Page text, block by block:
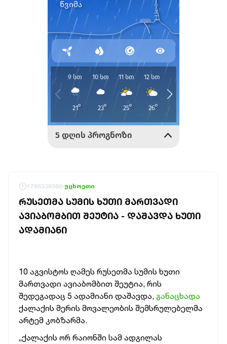
1786338586 უცხოეთი
ᲠᲣᲡᲔᲗᲛᲐ ᲡᲣᲛᲘᲡ ᲮᲣᲗᲘ ᲛᲐᲠᲗᲕᲐᲓᲘ
ᲐᲕᲘᲐᲑᲝᲛᲑᲘᲗ ᲨᲔᲣᲢᲘᲐ - ᲓᲐᲨᲐᲕᲓᲐ ᲮᲣᲗᲘ
ᲐᲓᲐᲛᲘᲐᲜᲘ
10 აგვისტოს ღამეს რუსეთმა სუმის ხუთი
მართვადი ავიაბომბით შეუტია, რის
შედეგადაც 5 ადამიანი დაშავდა, განაცხადა
ქალაქის მერის მოვალეობის შემსრულებელმა
არტემ კობზარმა.
„ქალაქის ორ რაიონში სამ ადგილას